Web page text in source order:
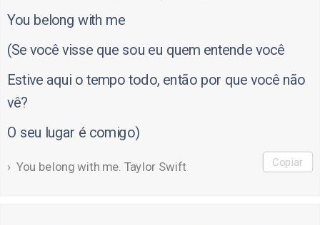
You belong with me
(Se você visse que sou eu quem entende você
Estive aqui o tempo todo, então por que você não
vê?
O seu lugar é comigo)
You belong with me. Taylor Swift Copiar